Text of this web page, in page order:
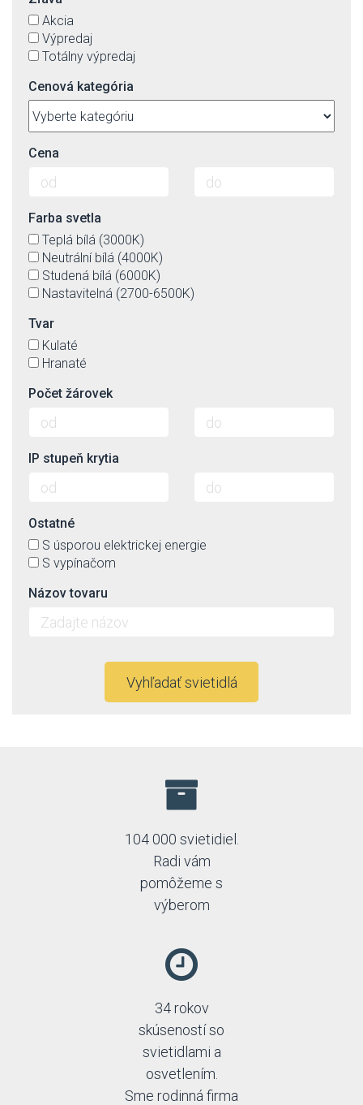
Akcia
Výpredaj
Totálny výpredaj
Cenová kategória
Cena
Farba svetla
Teplá bílá (3000K)
Neutrální bílá (4000K)
Studená bílá (6000K)
Nastavitelná (2700-6500K)
Tvar
Kulaté
Hranaté
Počet žárovek
IP stupeň krytia
Ostatné
S úsporou elektrickej energie
S vypínačom
Názov tovaru
Vyhľadať svietidlá
104 000 svietidiel.
Radi vám
pomôžeme s
výberom
34 rokov
skúseností so
svietidlami a
osvetlením.
Sme rodinná firma